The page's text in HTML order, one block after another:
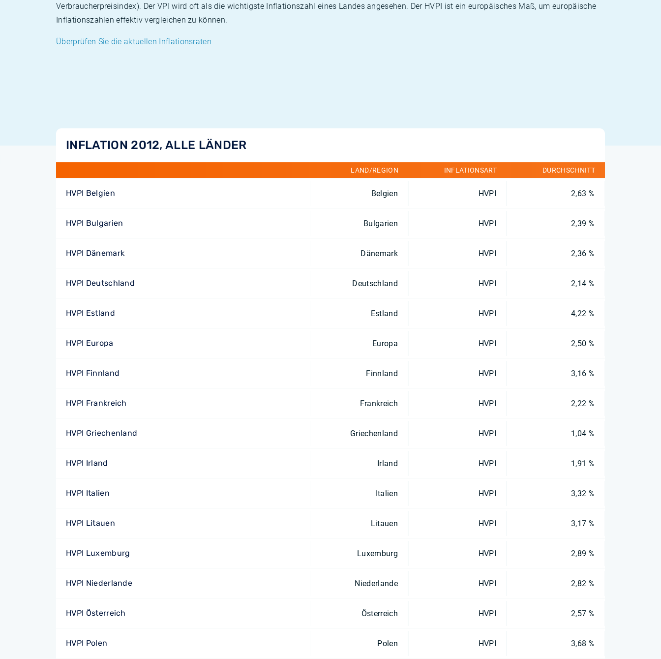
Verbraucherpreisindex). Der VPI wird oft als die wichtigste Inflationszahl eines Landes angesehen. Der HVPI ist ein europäisches Maß, um europäische
Inflationszahlen effektiv vergleichen zu können.
Überprüfen Sie die aktuellen Inflationsraten
INFLATION 2012, ALLE LÄNDER
LAND/REGION INFLATIONSART DURCHSCHNITT
HVPI Belgien Belgien HVPI 2,63 %
HVPI Bulgarien Bulgarien HVPI 2,39 %
HVPI Dänemark Dänemark HVPI 2,36 %
HVPI Deutschland Deutschland HVPI 2,14 %
HVPI Estland Estland HVPI 4,22 %
HVPI Europa Europa HVPI 2,50 %
HVPI Finnland Finnland HVPI 3,16 %
HVPI Frankreich Frankreich HVPI 2,22 %
HVPI Griechenland Griechenland HVPI 1,04 %
HVPI Irland Irland HVPI 1,91 %
HVPI Italien Italien HVPI 3,32 %
HVPI Litauen Litauen HVPI 3,17 %
HVPI Luxemburg Luxemburg HVPI 2,89 %
HVPI Niederlande Niederlande HVPI 2,82 %
HVPI Österreich Österreich HVPI 2,57 %
HVPI Polen Polen HVPI 3,68 %